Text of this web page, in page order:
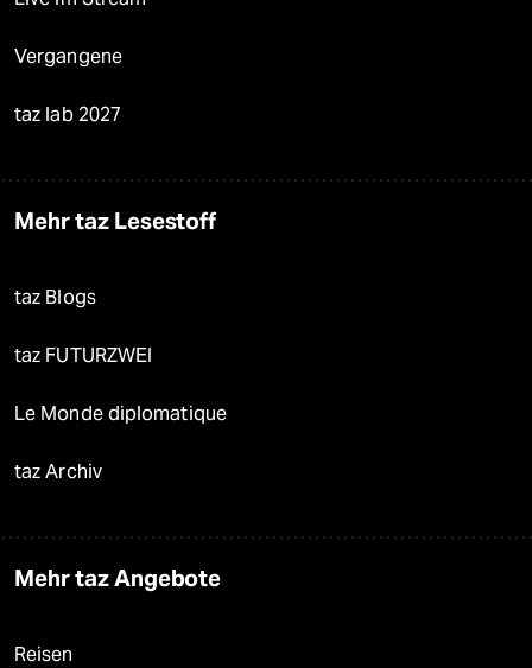
Vergangene
taz lab 2027
Mehr taz Lesestoff
taz Blogs
taz FUTURZWEI
Le Monde diplomatique
taz Archiv
Mehr taz Angebote
Reisen